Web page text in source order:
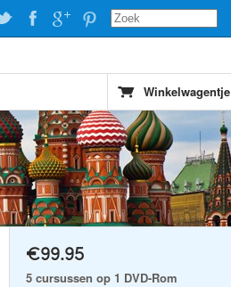
Winkelwagentje
€99.95
5 cursussen op 1 DVD-Rom